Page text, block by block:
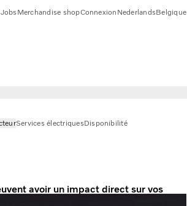
JobsMerchandise shopConnexion NederlandsBelgique
Services électriquesDisponibilité
avoir un impact direct sur vos